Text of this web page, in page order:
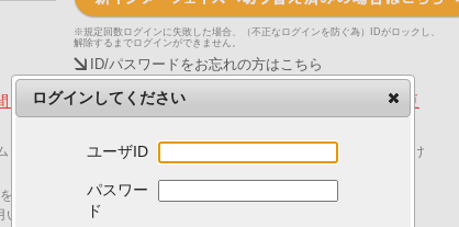
※規定回数ログインに失敗した場合、（不正なログインを防ぐ為）IDがロックし、
解除するまでログインができません。
ID/パスワードをお忘れの方はこちら
、旧画面をご利用いただく機能について（2025.4.15更
ンテナンスのため、「I.B.MUSEUM SaaS」をご利用いただけ
利用いただくためには、以下の動作環境が必要です。
ただいた場合、動作に不具合が発生する可能性がございます。
ログインしてください
ユーザID
パスワー
ド